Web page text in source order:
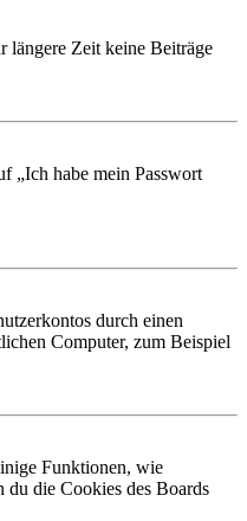
längere Zeit keine Beiträge
„Ich habe mein Passwort
durch einen
Computer, zum Beispiel
Funktionen, wie
du die Cookies des Boards